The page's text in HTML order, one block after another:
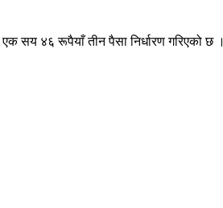
सय ४६ रूपैयाँ तीन पैसा निर्धारण गरिएको छ ।